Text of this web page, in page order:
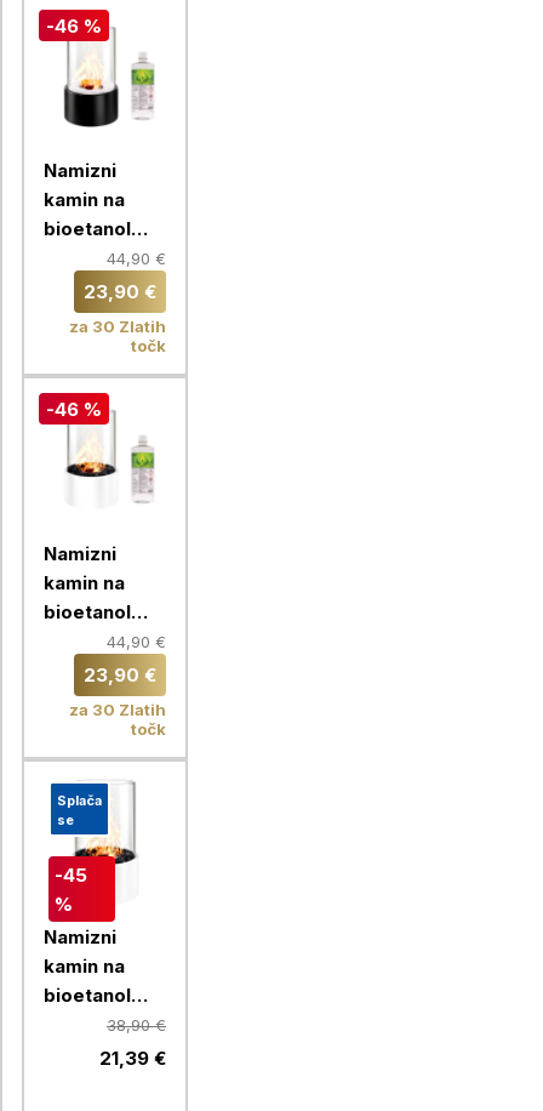
-46 %
Namizni
kamin na
bioetanol
Chameleon +
Bioetanol za
kamine 1L,
okrogel, črn
44,90 €
23,90 €
za 30 Zlatih
točk
-46 %
Namizni
kamin na
bioetanol
Chameleon +
Bioetanol za
kamine 1L,
okrogel, bel
44,90 €
23,90 €
za 30 Zlatih
točk
Splača
se
-45
%
Namizni
kamin na
bioetanol
Chameleon
LLW-TF002,
38,90 €
21,39 €